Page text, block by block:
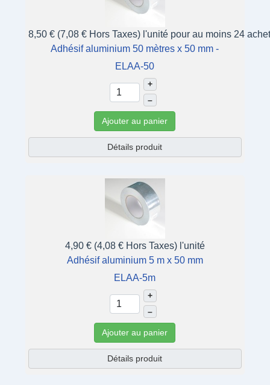
8,50 € (7,08 € Hors Taxes) l'unité pour au moins 24
Adhésif aluminium 50 mètres x 50 mm -
ELAA-50
+
–
Ajouter au panier
Détails produit
4,90 € (4,08 € Hors Taxes) l'unité
Adhésif aluminium 5 m x 50 mm
ELAA-5m
+
–
Ajouter au panier
Détails produit